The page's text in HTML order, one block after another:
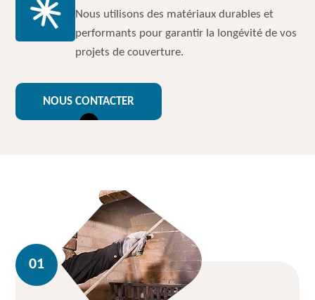
Nous utilisons des matériaux durables et
performants pour garantir la longévité de vos
projets de couverture.
NOUS CONTACTER